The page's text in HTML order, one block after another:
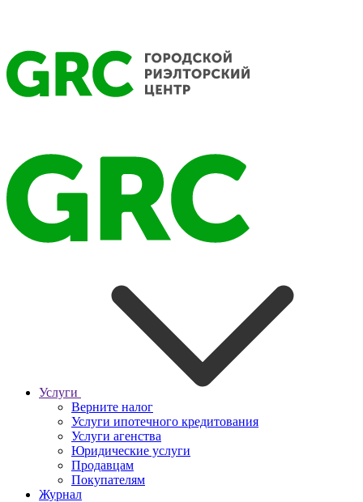
Услуги
Верните налог
Услуги ипотечного кредитования
Услуги агенства
Юридические услуги
Продавцам
Покупателям
Журнал